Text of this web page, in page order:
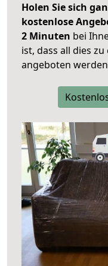
Holen Sie sich
kostenlose
2 Minuten bei
ist, dass all dies
angeboten